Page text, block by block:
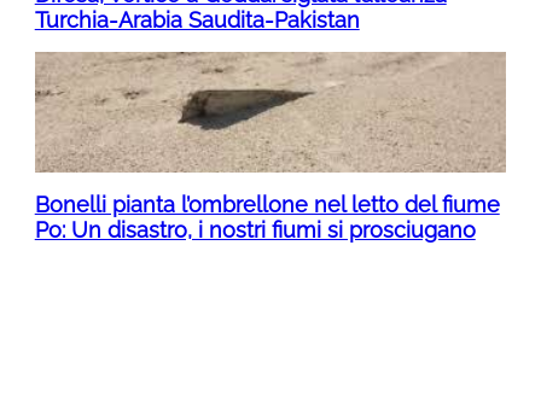
Turchia-Arabia Saudita-Pakistan
Bonelli pianta l’ombrellone nel letto del fiume
Po: Un disastro, i nostri fiumi si prosciugano